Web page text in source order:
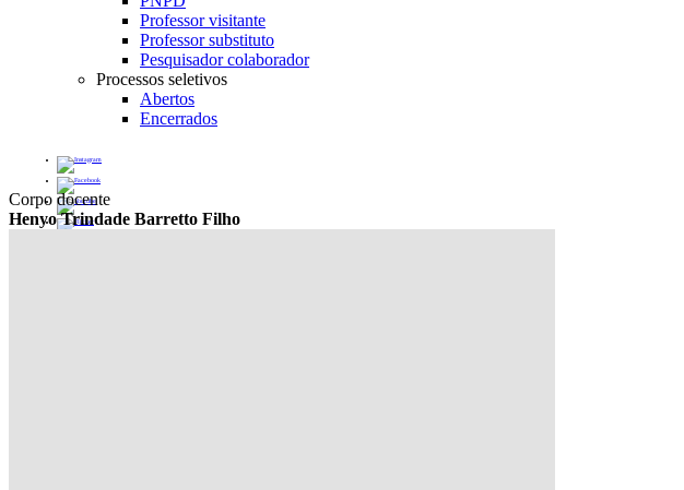
Professor visitante
Professor substituto
Pesquisador colaborador
Processos seletivos
Abertos
Encerrados
Corpo docente
Henyo Trindade Barretto Filho